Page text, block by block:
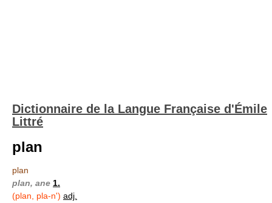
Dictionnaire de la Langue Française d'Émile
Littré
plan
plan
plan, ane 1.
(plan, pla-n') adj.